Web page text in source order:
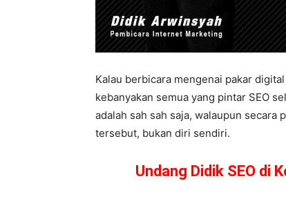
Kalau berbicara mengenai pakar
kebanyakan semua yang pintar SEO
adalah sah sah saja, walaupun
tersebut, bukan diri sendiri.
Undang Didik SEO